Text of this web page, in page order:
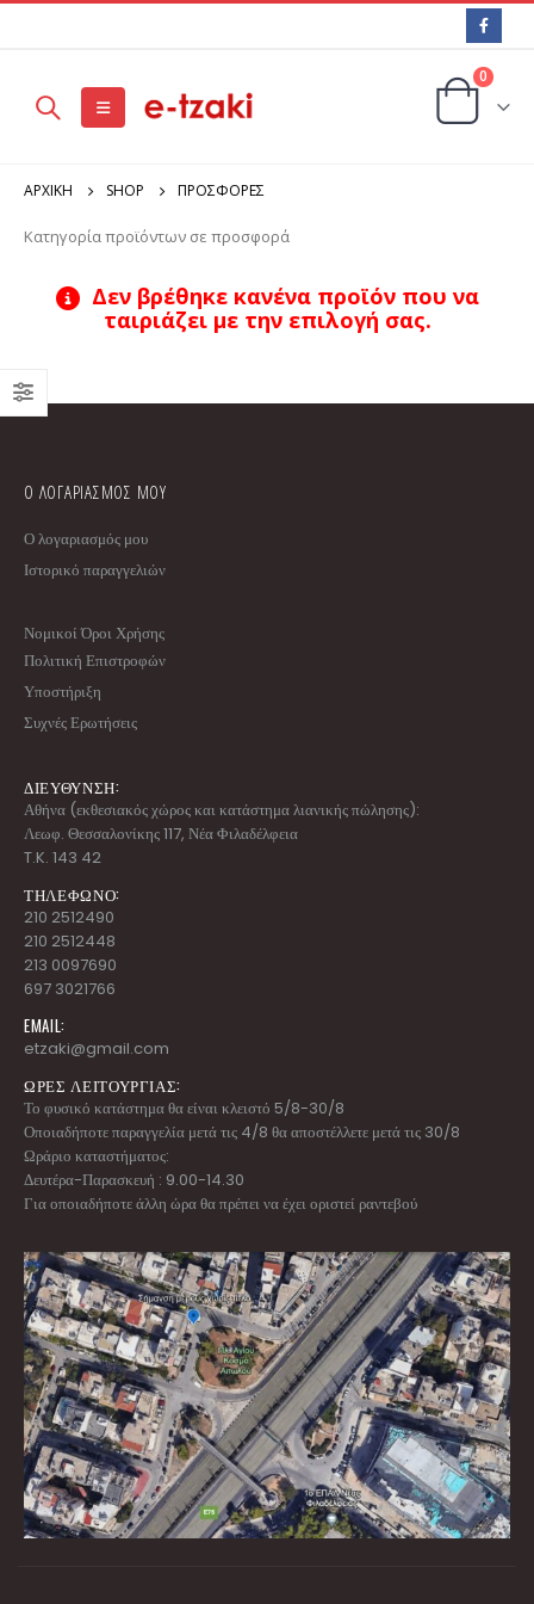
0
ΑΡΧΙΚΉ SHOP ΠΡΟΣΦΟΡΕΣ
Κατηγορία προϊόντων σε προσφορά
Δεν βρέθηκε κανένα προϊόν που να
ταιριάζει με την επιλογή σας.
Ο ΛΟΓΑΡΙΑΣΜΟΣ ΜΟΥ
Ο λογαριασμός μου
Ιστορικό παραγγελιών
Νομικοί Όροι Χρήσης
Πολιτική Επιστροφών
Υποστήριξη
Συχνές Ερωτήσεις
ΔΙΕΥΘΥΝΣΗ:
Αθήνα (εκθεσιακός χώρος και κατάστημα λιανικής πώλησης):
Λεωφ. Θεσσαλονίκης 117, Νέα Φιλαδέλφεια
T.K. 143 42
ΤΗΛΕΦΩΝΟ:
210 2512490
210 2512448
213 0097690
697 3021766
EMAIL:
etzaki@gmail.com
ΩΡΕΣ ΛΕΙΤΟΥΡΓΙΑΣ:
Το φυσικό κατάστημα θα είναι κλειστό 5/8-30/8
Οποιαδήποτε παραγγελία μετά τις 4/8 θα αποστέλλετε μετά τις 30/8
Ωράριο καταστήματος:
Δευτέρα-Παρασκευή : 9.00-14.30
Για οποιαδήποτε άλλη ώρα θα πρέπει να έχει οριστεί ραντεβού